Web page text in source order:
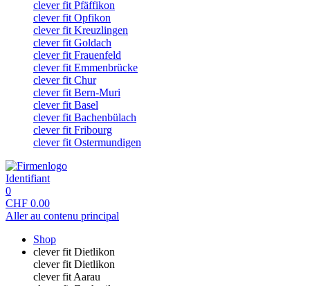
clever fit Pfäffikon
clever fit Opfikon
clever fit Kreuzlingen
clever fit Goldach
clever fit Frauenfeld
clever fit Emmenbrücke
clever fit Chur
clever fit Bern-Muri
clever fit Basel
clever fit Bachenbülach
clever fit Fribourg
clever fit Ostermundigen
Identifiant
0
CHF 0.00
Aller au contenu principal
Shop
clever fit Dietlikon
clever fit Dietlikon
clever fit Aarau